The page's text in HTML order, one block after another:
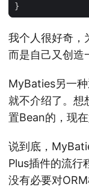
}
我个人很好奇，
而是自己又创造
MyBaties另一
就不介绍了。
置Bean的，现
说到底，
Plus插件的流行
没有必要对